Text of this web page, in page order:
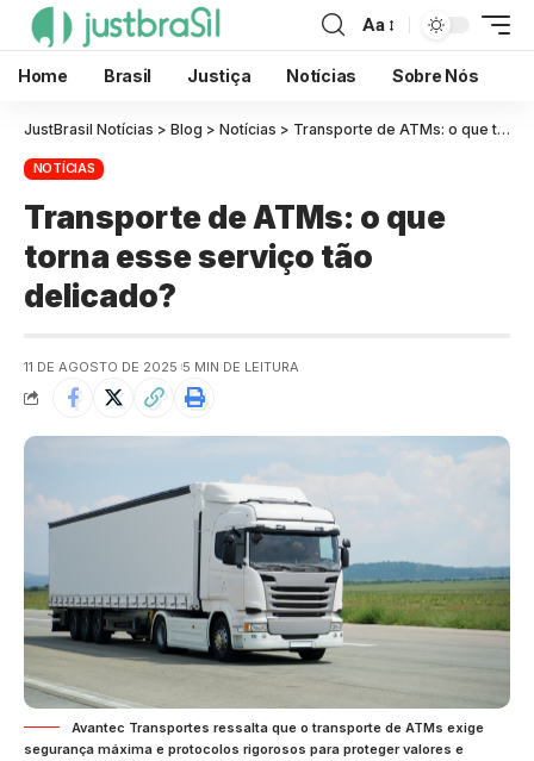
Aa
Home Brasil Justiça Notícias Sobre Nós
JustBrasil Notícias > Blog > Notícias > Transporte de ATMs: o que torna esse serviço tão delicado?
NOTÍCIAS
Transporte de ATMs: o que
torna esse serviço tão
delicado?
11 DE AGOSTO DE 2025 5 MIN DE LEITURA
Avantec Transportes ressalta que o transporte de ATMs exige
segurança máxima e protocolos rigorosos para proteger valores e